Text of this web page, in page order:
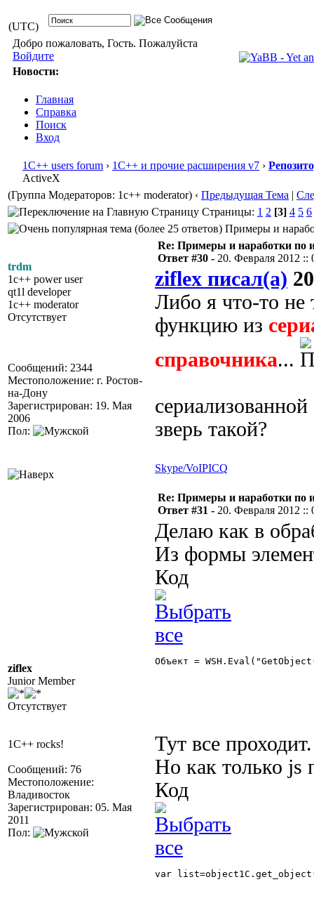
(UTC)
Добро пожаловать, Гость. Пожалуйста
Войдите
Новости:
Главная
Справка
Поиск
Вход
1С++ users forum › 1С++ и прочие расширения v7 ›
ActiveX
(Группа Модераторов: 1c++ moderator) ‹ Предыдущая Тема |
Страницы: 1 2 [3] 4 5 6
Примеры и
trdm
1c++ power user
qt1l developer
1c++ moderator
Отсутствует
Сообщений: 2344
Местоположение: г. Ростов-
на-Дону
Зарегистрирован: 19. Мая
2006
Пол:
Re: Примеры и наработки по
Ответ #30 - 20. Февраля 2012 ::
ziflex писал(а)
Либо я что-то не
функцию из
справочника...
зверь такой?
Skype/VoIPICQ
ziflex
Junior Member
Отсутствует
1C++ rocks!
Сообщений: 76
Местоположение:
Владивосток
Зарегистрирован: 05. Мая
2011
Пол:
Re: Примеры и наработки по
Ответ #31 - 20. Февраля 2012 ::
Делаю как в
Из формы
Код
Объект =
Тут все проходит.
Но как только js
Код
var